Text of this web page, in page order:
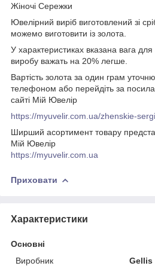
Жіночі Сережки
Ювелірний виріб виготовлений зі
можемо виготовити із золота.
У характеристиках вказана вага для
виробу важать на 20% легше.
Вартість золота за один грам
телефоном або перейдіть за
сайті Мій Ювелір
https://myuvelir.com.ua/zhenskie-
Ширший асортимент товару
Мій Ювелір
https://myuvelir.com.ua
Приховати
Характеристики
Основні
Виробник
Gellis